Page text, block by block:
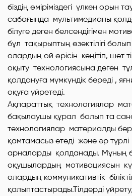
біздің өміріміздегі үлкен орын
сабағында мультимедианы
білуге деген белсендігімен
бұл тақырыптың өзектілігі
олардың ой өрісін кеңітіп, шет
оқыту технологиясына деген
қолдануға мүмкүндік береді ,
оқуға үйретеді.
Ақпараттық технологиялар
бақылаушы құрал болып та
технологиялар материалды
қамтамасыз етеді және әр түрлі
арналарды қолданады. Мұның
оқушылардың мотивациясын
олардың коммуникативтік
қалыптастырады.Тілдерді